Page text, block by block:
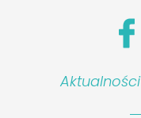
Aktualności